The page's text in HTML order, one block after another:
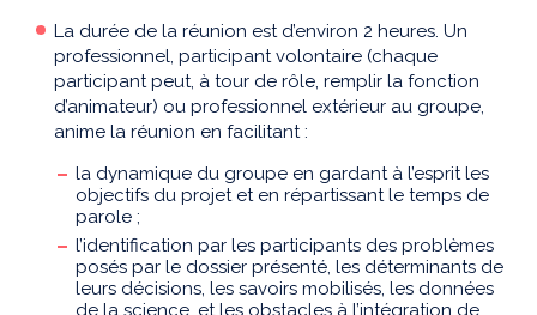
La durée de la réunion est d’environ 2 heures. Un
professionnel, participant volontaire (chaque
participant peut, à tour de rôle, remplir la fonction
d’animateur) ou professionnel extérieur au groupe,
anime la réunion en facilitant :
la dynamique du groupe en gardant à l’esprit les
objectifs du projet et en répartissant le temps de
parole ;
l’identification par les participants des problèmes
posés par le dossier présenté, les déterminants de
leurs décisions, les savoirs mobilisés, les données
de la science, et les obstacles à l’intégration de